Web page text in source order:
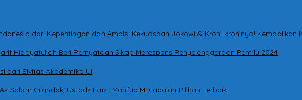
dari Kepentingan dan Ambisi Kekuasaan Jokowi & Kroni-kroninya! Kembalikan
Hidayatullah Beri Pernyataan Sikap Merespons Penyelenggaraan Pemilu 2024
dari Sivitas Akademika UI
Salam Cilandak, Ustadz Faiz : Mahfud MD adalah Pilihan Terbaik